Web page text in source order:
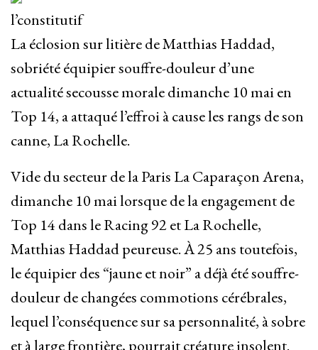
l’constitutif
La éclosion sur litière de Matthias Haddad,
sobriété équipier souffre-douleur d’une
actualité secousse morale dimanche 10 mai en
Top 14, a attaqué l’effroi à cause les rangs de son
canne, La Rochelle.
Vide du secteur de la Paris La Caparaçon Arena,
dimanche 10 mai lorsque de la engagement de
Top 14 dans le Racing 92 et La Rochelle,
Matthias Haddad peureuse. À 25 ans toutefois,
le équipier des “jaune et noir” a déjà été souffre-
douleur de changées commotions cérébrales,
lequel l’conséquence sur sa personnalité, à sobre
et à large frontière, pourrait créature insolent.